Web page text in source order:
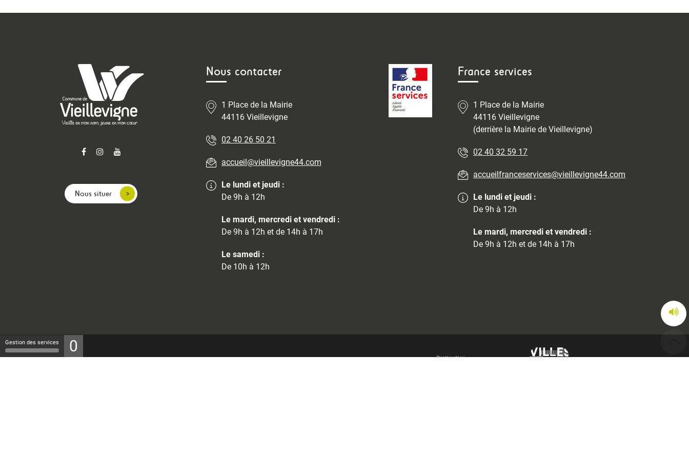
Nous situer
Nous contacter
1 Place de la Mairie
44116 Vieillevigne
02 40 26 50 21
accueil@vieillevigne44.com
Le lundi et jeudi :
De 9h à 12h
Le mardi, mercredi et vendredi :
De 9h à 12h et de 14h à 17h
Le samedi :
De 10h à 12h
France services
1 Place de la Mairie
44116 Vieillevigne
(derrière la Mairie de Vieillevigne)
02 40 32 59 17
accueilfranceservices@vieillevigne44.com
Le lundi et jeudi :
De 9h à 12h
Le mardi, mercredi et vendredi :
De 9h à 12h et de 14h à 17h
Gestion des services 0